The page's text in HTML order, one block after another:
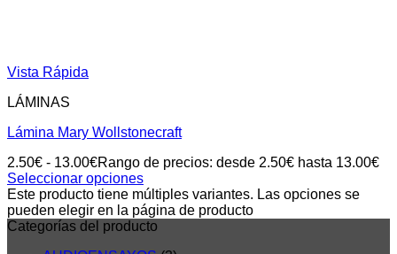
Vista Rápida
LÁMINAS
Lámina Mary Wollstonecraft
2.50€ - 13.00€Rango de precios: desde 2.50€ hasta 13.00€
Seleccionar opciones
Este producto tiene múltiples variantes. Las opciones se
pueden elegir en la página de producto
Categorías del producto